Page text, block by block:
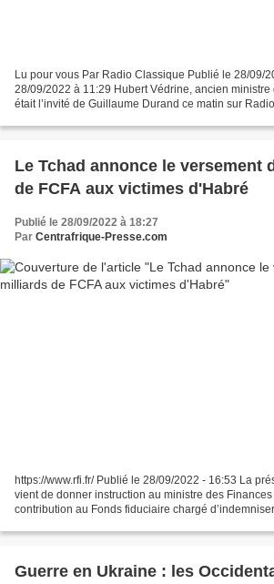
Lu pour vous Par Radio Classique Publié le 28/09/
28/09/2022 à 11:29 Hubert Védrine, ancien ministre
était l’invité de Guillaume Durand ce matin sur
Le Tchad annonce le versement
de FCFA aux victimes d'Habré
Publié le 28/09/2022 à 18:27
Par Centrafrique-Presse.com
https://www.rfi.fr/ Publié le 28/09/2022 - 16:53 La
vient de donner instruction au ministre des
contribution au Fonds fiduciaire chargé
Guerre en Ukraine : les